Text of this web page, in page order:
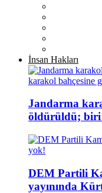
İnsan Hakları
Jandarma
öldürüldü; biri
DEM Partili
yayınında